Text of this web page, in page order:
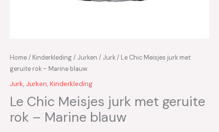
Home/ Kinderkleding/ Jurken / Jurk/ Le Chic Meisjes jurk met
geruite rok – Marine blauw
Jurk, Jurken, Kinderkleding
Le Chic Meisjes jurk met geruite
rok – Marine blauw